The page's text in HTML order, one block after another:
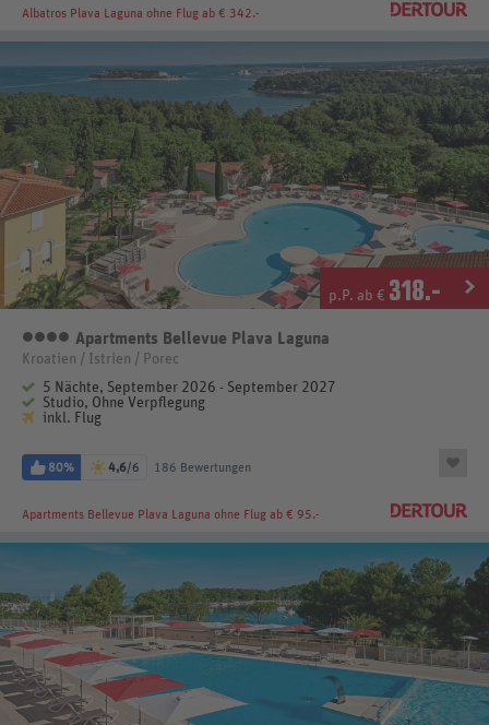
Albatros Plava Laguna ohne Flug ab € 342.-
p.P. ab € 318.-
4 Sterne
Apartments Bellevue Plava Laguna
Kroatien / Istrien / Porec
5 Nächte, September 2026 - September 2027
Studio, Ohne Verpflegung
inkl. Flug
80% 4,6/6 186 Bewertungen
Apartments Bellevue Plava Laguna ohne Flug ab € 95.-